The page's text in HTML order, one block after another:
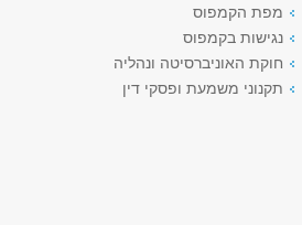
מפת הקמפוס
נגישות בקמפוס
חוקת האוניברסיטה ונהליה
תקנוני משמעת ופסקי דין